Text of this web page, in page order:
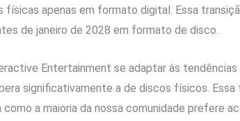
apenas em formato digital. Essa
de janeiro de 2028 em formato de disco.
Entertainment se adaptar às tendências
significativamente a de discos físicos. Essa
a maioria da nossa comunidade prefere